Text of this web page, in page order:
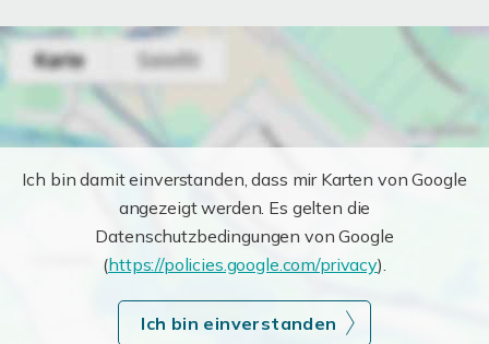
Ich bin damit einverstanden, dass mir Karten von Google
angezeigt werden. Es gelten die
Datenschutzbedingungen von Google
(https://policies.google.com/privacy).
Ich bin einverstanden